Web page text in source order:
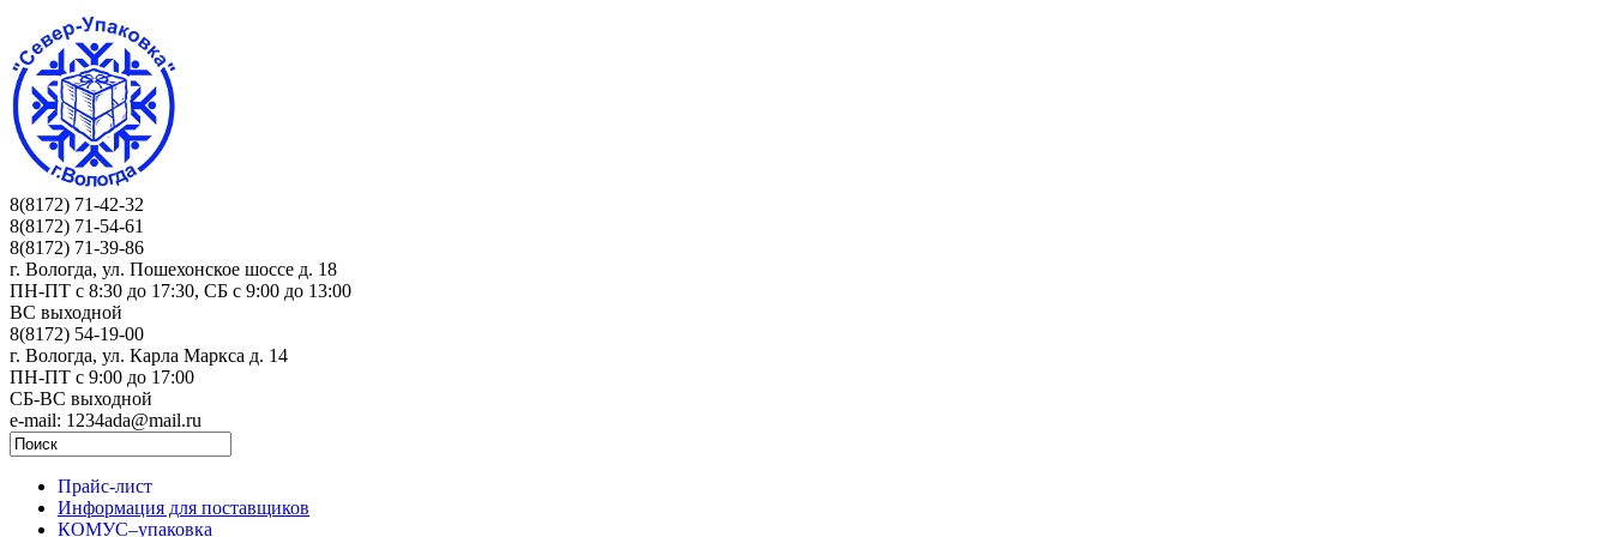
8(8172) 71-42-32
8(8172) 71-54-61
8(8172) 71-39-86
г. Вологда, ул. Пошехонское шоссе д. 18
ПН-ПТ c 8:30 до 17:30, СБ с 9:00 до 13:00
ВС выходной
8(8172) 54-19-00
г. Вологда, ул. Карла Маркса д. 14
ПН-ПТ c 9:00 до 17:00
СБ-ВС выходной
e-mail: 1234ada@mail.ru
Прайс-лист
Информация для поставщиков
КОМУС–упаковка